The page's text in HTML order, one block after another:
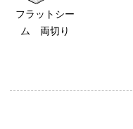
フラットシー
ム 両切り